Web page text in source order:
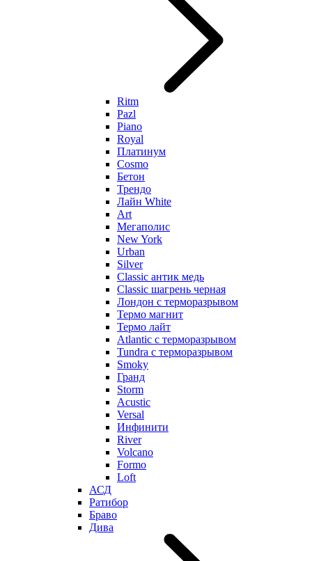
Ritm
Pazl
Piano
Royal
Платинум
Cosmo
Бетон
Трендо
Лайн White
Art
Мегаполис
New York
Urban
Silver
Classic антик медь
Classic шагрень черная
Лондон с терморазрывом
Термо магнит
Термо лайт
Atlantic с терморазрывом
Tundra с терморазрывом
Smoky
Гранд
Storm
Acustic
Versal
Инфинити
River
Volcano
Formo
Loft
АСД
Ратибор
Браво
Дива